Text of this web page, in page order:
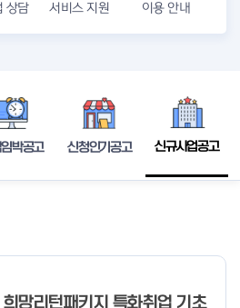
상담 서비스 지원 이용 안내
박공고 신청인기공고 신규사업공고
망리턴패키지 특화취업 기초